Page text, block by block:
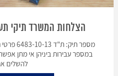
הצלחות המשרד תיקי תעבורה :
מספר
במספר עבירות ביניהן אי מתן
להשלים